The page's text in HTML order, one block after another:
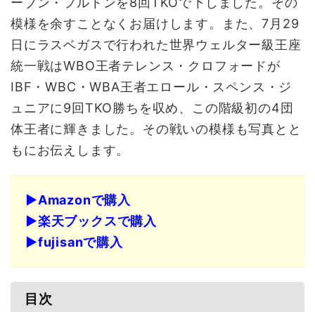
模様を余すことなくお届けします。また、7月29
日にラスベガスで行われた世界ウェルター級王座
統一戦はWBO王者テレンス・クロフォードが
IBF・WBC・WBA王者エロール・スペンス・ジ
ュニアに9回TKO勝ちを収め、この階級初の4団
体王者に輝きました。その戦いの模様も写真とと
もにお伝えします。
▶Amazonで購入
▶楽天ブックスで購入
▶fujisanで購入
目次